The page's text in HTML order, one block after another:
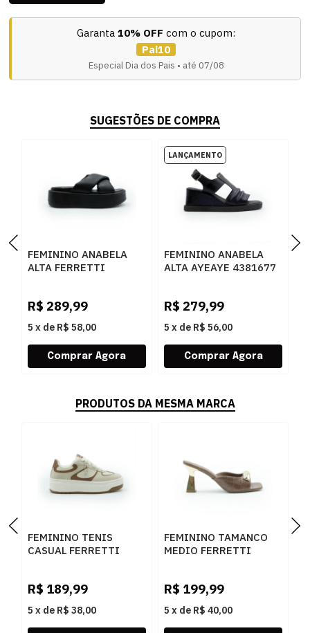
Garanta 10% OFF com o cupom:
Pai10
Especial Dia dos Pais • até 07/08
SUGESTÕES DE COMPRA
FEMININO ANABELA
ALTA FERRETTI
R$ 289,99
5 x de R$ 58,00
FEMININO ANABELA
ALTA AYEAYE 4381677
R$ 279,99
5 x de R$ 56,00
PRODUTOS DA MESMA MARCA
FEMININO TENIS
CASUAL FERRETTI
R$ 189,99
5 x de R$ 38,00
FEMININO TAMANCO
MEDIO FERRETTI
R$ 199,99
5 x de R$ 40,00